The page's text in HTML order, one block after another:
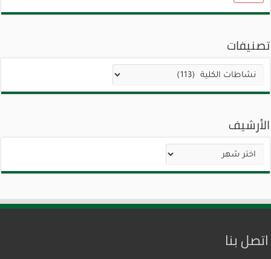
تصنيفات
تصنيفات
الأرشيف
الأرشيف
اتصل بنا